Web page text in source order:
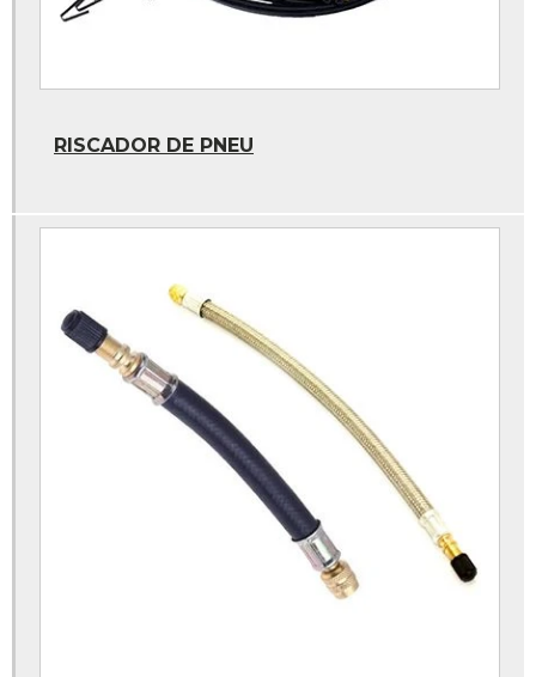
Profundimetro digital
Stampjet
Valvula de pneu
Vaselina para montar pneus
RISCADOR DE PNEU